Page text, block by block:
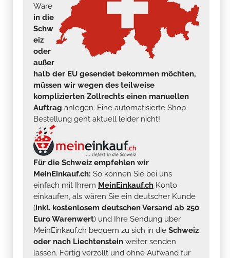
Ware
in die
Schw
eiz
oder
außer
halb der EU gesendet bekommen möchten,
müssen wir wegen des teilweise
komplizierten Zollrechts einen manuellen
Auftrag anlegen. Eine automatisierte Shop-
Bestellung geht aktuell leider nicht!
Für die Schweiz empfehlen wir
MeinEinkauf.ch: So können Sie bei uns
einfach mit Ihrem MeinEinkauf.ch Konto
einkaufen, als wären Sie ein deutscher Kunde
(inkl. kostenlosem deutschen Versand ab 250
Euro Warenwert) und Ihre Sendung über
MeinEinkauf.ch bequem zu sich in die Schweiz
oder nach Liechtenstein weiter senden
lassen. Fertig verzollt und ohne Aufwand für